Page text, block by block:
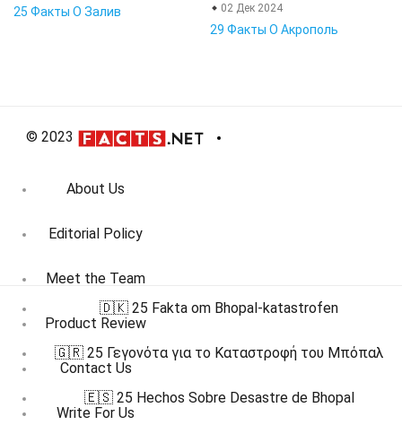
25 Факты О Залив
02 Дек 2024
29 Факты О Акрополь
© 2023
About Us
Editorial Policy
Meet the Team
Product Review
Contact Us
Write For Us
🇩🇰 25 Fakta om Bhopal-katastrofen
🇬🇷 25 Γεγονότα για το Καταστροφή του Μπόπαλ
🇪🇸 25 Hechos Sobre Desastre de Bhopal